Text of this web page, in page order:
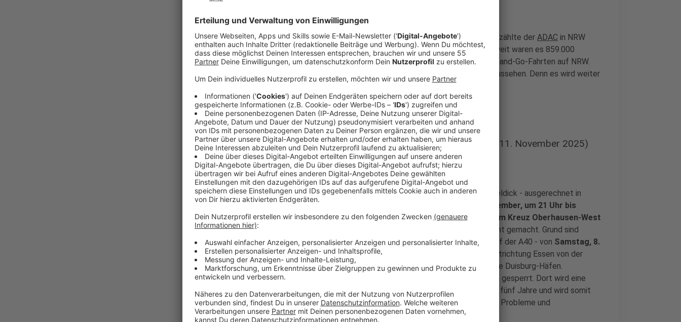
Nordrhein-Westfalen ist Deutschlands Stauland Nummer 1. 2023 zählte der ADAC in NRW
172.000 Staus mit insgesamt 271.000 Kilometern länge. Bundesweit waren es 859.000
Kilometer Stau. Damit fallen fast ein Drittel aller Staus und Stop-and-Go-Fahrten auf NRW.
Diese Zahlen werden vermutlich für das Jahr 2025 nicht anders aussehen. Denn es wird weiter
zahlreiche Autobahnsperrungen und Großbaustellen geben.
Anzeige
Diese Autobahnen werden 2025 noch gesperrt (Stand 11. November 2025)
Anzeige
Für Autofahrer im Ruhrgebiet kommt es im November knüppeldick - ausgerechnet in
einem Monat, der ohnehin staulastig ist. Von
Freitag, 7. November, um 21 Uhr bis
Montag, 17. November, um 5 Uhr wird die A3 zwischen dem Kreuz Oberhausen-West
dicht gemacht. Grund sind
Arbeiten am Kreuz Kaiserberg. Hinzu kommt eine Sperrung auf der A40 - von Samstag, 8.
November, 9 Uhr, bis Montag, 10. November, 5 Uhr,
in Fahrtrichtung Essen von der
Anschlussstelle Duisburg-Rheinhausen bis zur Anschlussstelle Duisburg-Häfen.
Die
bei Lüdenscheid bleibt auch in diesem Jahr weiterhin gesperrt. Dort wird eine
neue Brücke gebaut. Die Dauer der Sperrung beläuft sich auf fünf Jahre und wird somit
auch in den nächsten Jahren bei Autofahrern noch für etliche Probleme und
Verzögerungen sorgen.